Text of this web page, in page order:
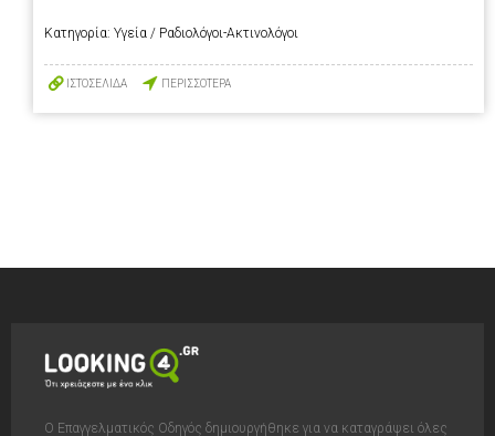
Κατηγορία: Υγεία / Ραδιολόγοι-Ακτινολόγοι
ΙΣΤΟΣΕΛΙΔΑ ΠΕΡΙΣΣΟΤΕΡΑ
Ο Επαγγελματικός Οδηγός δημιουργήθηκε για να καταγράψει όλες